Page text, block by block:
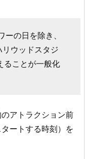
の日を除き、
ウッドスタジ
ることが一般化
アトラクション前
ートする時刻）を